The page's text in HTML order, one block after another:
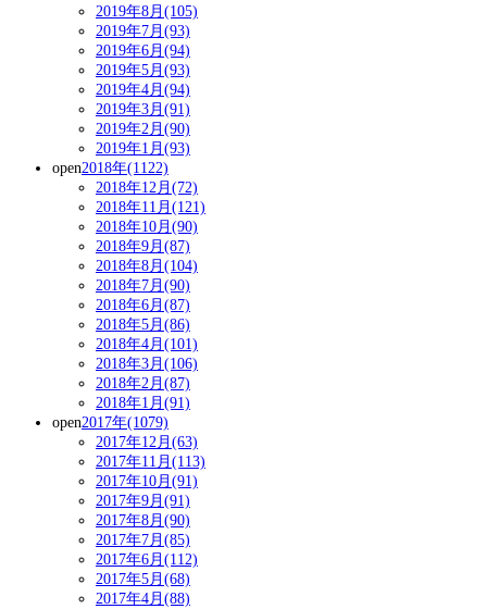
2019年8月(105)
2019年7月(93)
2019年6月(94)
2019年5月(93)
2019年4月(94)
2019年3月(91)
2019年2月(90)
2019年1月(93)
open2018年(1122)
2018年12月(72)
2018年11月(121)
2018年10月(90)
2018年9月(87)
2018年8月(104)
2018年7月(90)
2018年6月(87)
2018年5月(86)
2018年4月(101)
2018年3月(106)
2018年2月(87)
2018年1月(91)
open2017年(1079)
2017年12月(63)
2017年11月(113)
2017年10月(91)
2017年9月(91)
2017年8月(90)
2017年7月(85)
2017年6月(112)
2017年5月(68)
2017年4月(88)